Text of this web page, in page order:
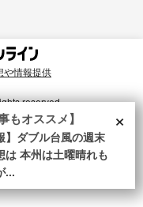
や情報提供
reserved.
たコンテンツや広告配信を提供する
シーポリシー をご確認ください。×
もオススメ】
】ダブル台風の週末
は 本州は土曜晴れも
...